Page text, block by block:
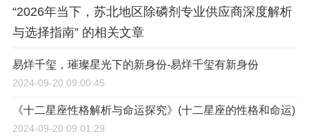
“2026年当下，苏北地区除磷剂专业供应商深度解析
与选择指南” 的相关文章
易烊千玺，璀璨星光下的新身份-易烊千玺有新身份
2024-09-20 09:00:45
《十二星座性格解析与命运探究》(十二星座的性格和命运)
2024-09-20 09:01:29